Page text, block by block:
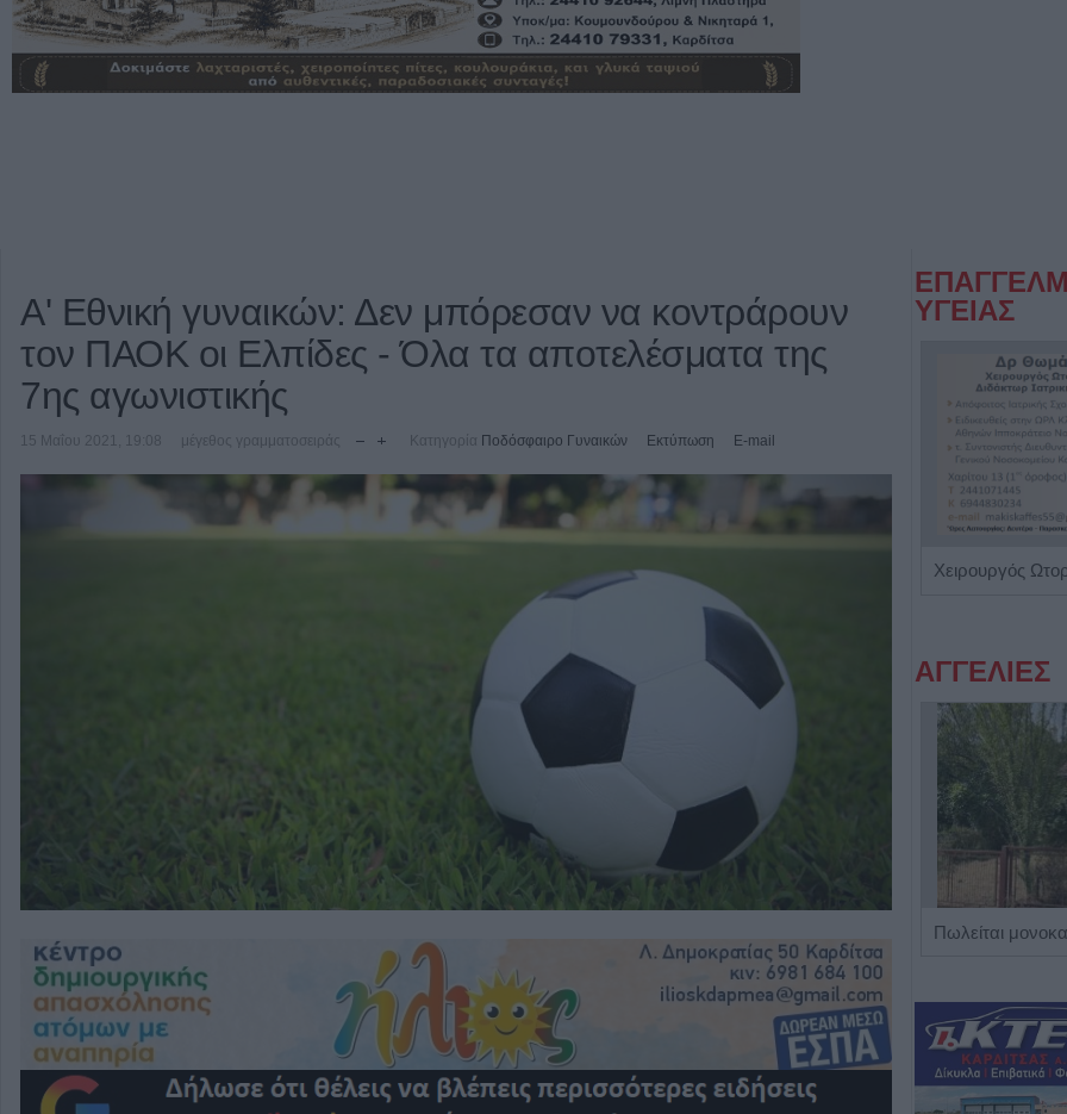
Α' Εθνική γυναικών: Δεν μπόρεσαν να κοντράρουν
τον ΠΑΟΚ οι Ελπίδες - Όλα τα αποτελέσματα της
7ης αγωνιστικής
15 Μαΐου 2021, 19:08 μέγεθος γραμματοσειράς Κατηγορία Ποδόσφαιρο Γυναικών Εκτύπωση E-mail
ΥΓΕΙΑΣ
ΑΓΓΕΛΙΕΣ